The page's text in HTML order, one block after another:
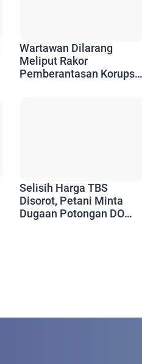
Wartawan Dilarang
Meliput Rakor
Pemberantasan Korupsi
Selisih Harga TBS
Disorot, Petani Minta
Dugaan Potongan DO